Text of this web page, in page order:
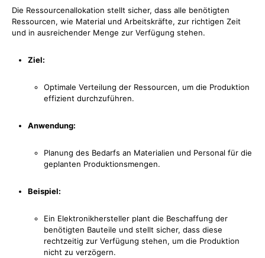
Die Ressourcenallokation stellt sicher, dass alle benötigten
Ressourcen, wie Material und Arbeitskräfte, zur richtigen Zeit
und in ausreichender Menge zur Verfügung stehen.
Ziel:
Optimale Verteilung der Ressourcen, um die Produktion
effizient durchzuführen.
Anwendung:
Planung des Bedarfs an Materialien und Personal für die
geplanten Produktionsmengen.
Beispiel:
Ein Elektronikhersteller plant die Beschaffung der
benötigten Bauteile und stellt sicher, dass diese
rechtzeitig zur Verfügung stehen, um die Produktion
nicht zu verzögern.